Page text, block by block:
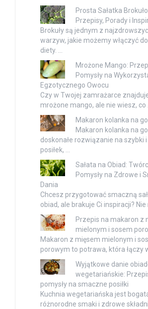
Prosta Sałatka
Przepisy, Porady i
Brokuły są jednym z
warzyw, jakie możemy włączyć
diety. …
Mrożone Mango:
Pomysły na
Egzotycznego Owocu
Czy w Twojej zamrażarce
mrożone mango, ale nie wiesz, co …
Makaron kolanka na
Makaron kolanka na
doskonałe rozwiązanie na szybki
posiłek, …
Sałata na Obiad:
Pomysły na Zdrowe i
Dania
Chcesz przygotować smaczną
obiad, ale brakuje Ci inspiracji? Nie
Przepis na makaron z
mielonym i sosem
Makaron z mięsem mielonym i
porowym to potrawa, która łączy w
Wyjątkowe danie
wegetariańskie:
pomysły na smaczne posiłki
Kuchnia wegetariańska jest
różnorodne smaki i zdrowe